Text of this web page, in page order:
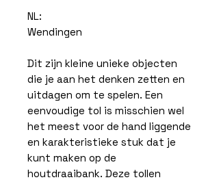
NL:
Wendingen
Dit zijn kleine unieke objecten
die je aan het denken zetten en
uitdagen om te spelen. Een
eenvoudige tol is misschien wel
het meest voor de hand liggende
en karakteristieke stuk dat je
kunt maken op de
houtdraaibank. Deze tollen